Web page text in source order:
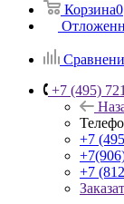
Корзина0
+7 (495)
+7
+7